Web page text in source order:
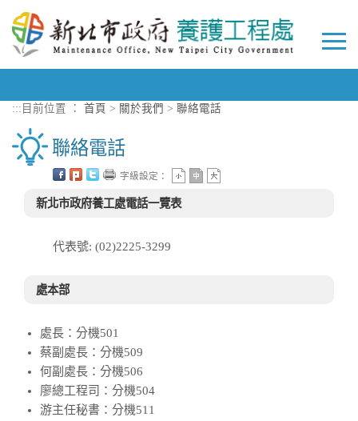
::: 目前位置 ： 首頁 > 關於我們 > 聯絡電話
聯絡電話
字級設定：
新北市政府養工處電話一覽表
代表號: (02)2225-3299
處本部
處長：分機501
蔡副處長：分機509
何副處長：分機506
廖總工程司：分機504
游主任秘書：分機511